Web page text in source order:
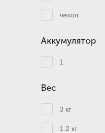
чехол
Аккумулятор
1
Вес
3 кг
1.2 кг